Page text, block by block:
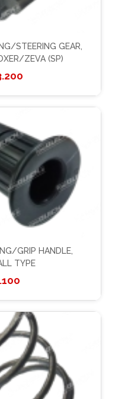
STEERING GEAR,
ZEVA (SP)
GRIP HANDLE,
TYPE